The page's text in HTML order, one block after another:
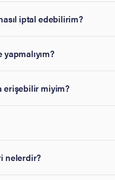
iptal edebilirim?
erişebilir miyim?
nelerdir?